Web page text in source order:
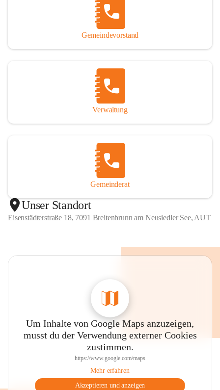
Gemeindevorstand
Verwaltung
Gemeinderat
Unser Standort
Eisenstädterstraße 18, 7091 Breitenbrunn am Neusiedler See, AUT
Um Inhalte von Google Maps anzuzeigen,
musst du der Verwendung externer Cookies
zustimmen.
https://www.google.com/maps
Mehr erfahren
Akzeptieren und anzeigen